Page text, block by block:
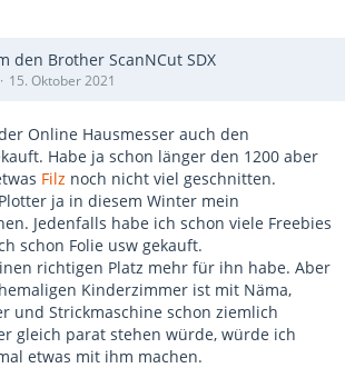
den Brother ScanNCut SDX
15. Oktober 2021
Online Hausmesser auch den
Habe ja schon länger den 1200 aber
Filz noch nicht viel geschnitten.
ja in diesem Winter mein
Jedenfalls habe ich schon viele Freebies
schon Folie usw gekauft.
richtigen Platz mehr für ihn habe. Aber
Kinderzimmer ist mit Näma,
und Strickmaschine schon ziemlich
gleich parat stehen würde, würde ich
etwas mit ihm machen.